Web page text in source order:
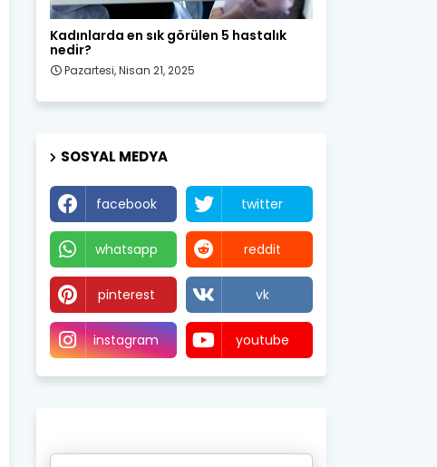
Kadın Sağlığı
Kadınlarda en sık görülen 5 hastalık
nedir?
Pazartesi, Nisan 21, 2025
SOSYAL MEDYA
facebook twitter
whatsapp reddit
pinterest vk
instagram youtube